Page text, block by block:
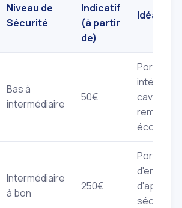
Niveau de
Sécurité
Indicatif
(à partir
de)
Idéal
Bas à
intermédiaire
50€
Portes
caves,
Intermédiaire
à bon
250€
Portes
d'entrée
sécurité